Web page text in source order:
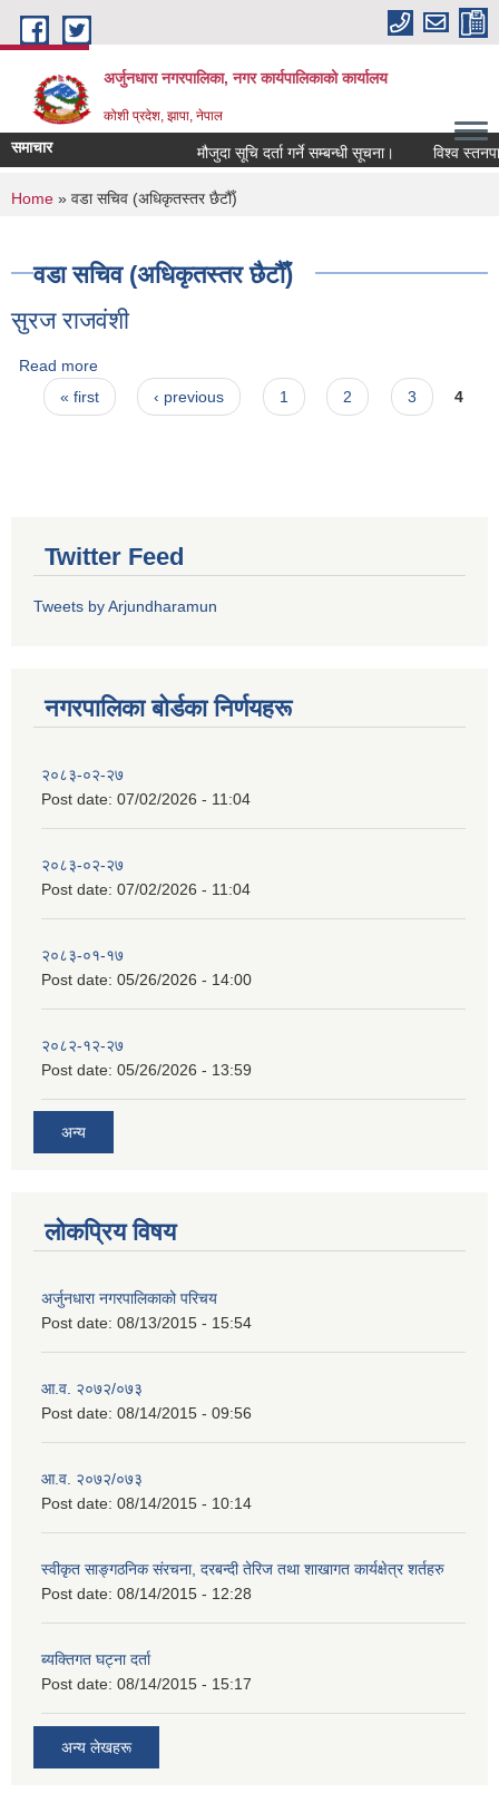
Skip to main content
अर्जुनधारा नगरपालिका, नगर कार्यपालिकाको कार्यालय
कोशी प्रदेश, झापा, नेपाल
समाचार मौजुदा सूचि दर्ता गर्ने सम्बन्धी सूचना। विश्व
You are here
Home » वडा सचिव (अधिकृतस्तर छैटौँ)
वडा सचिव (अधिकृतस्तर छैटौँ)
सुरज राजवंशी
Read more
Pages
« first ‹ previous 1 2 3 4
Twitter Feed
Tweets by Arjundharamun
नगरपालिका बाेर्डका निर्णयहरू
२०८३-०२-२७
Post date: 07/02/2026 - 11:04
२०८३-०२-२७
Post date: 07/02/2026 - 11:04
२०८३-०१-१७
Post date: 05/26/2026 - 14:00
२०८२-१२-२७
Post date: 05/26/2026 - 13:59
अन्य
लोकप्रिय विषय
अर्जुनधारा नगरपालिकाको परिचय
Post date: 08/13/2015 - 15:54
आ.व. २०७२/०७३
Post date: 08/14/2015 - 09:56
आ.व. २०७२/०७३
Post date: 08/14/2015 - 10:14
स्वीकृत साङ्गठनिक संरचना, दरबन्दी तेरिज तथा शाखागत कार्यक्षेत्र शर्तहरु
Post date: 08/14/2015 - 12:28
ब्यक्तिगत घट्ना दर्ता
Post date: 08/14/2015 - 15:17
अन्य लेखहरू